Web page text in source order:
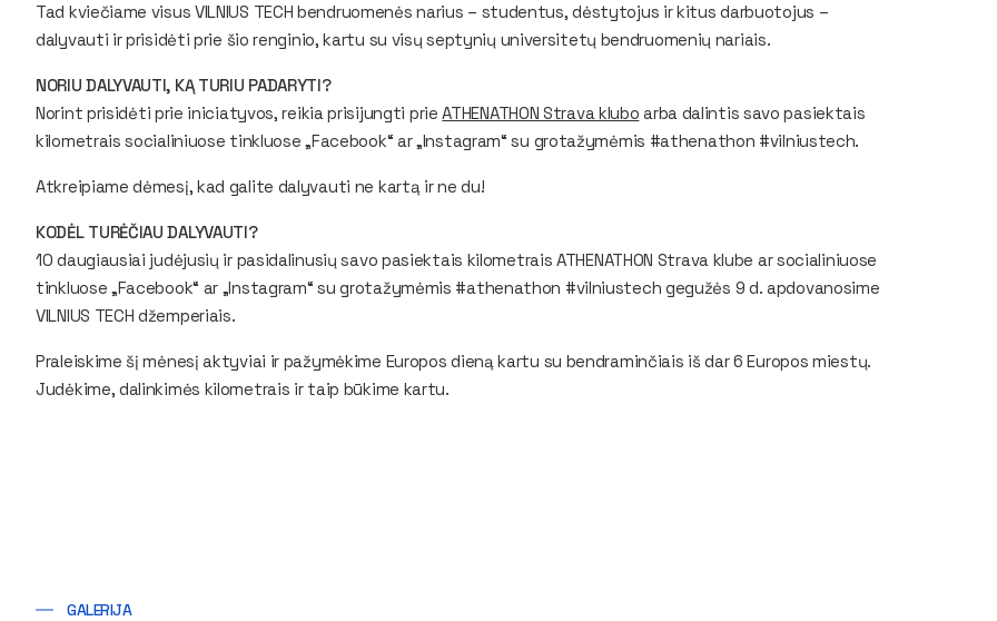
Tad kviečiame visus VILNIUS TECH bendruomenės narius – studentus, dėstytojus ir kitus darbuotojus –
dalyvauti ir prisidėti prie šio renginio, kartu su visų septynių universitetų bendruomenių nariais.
NORIU DALYVAUTI, KĄ TURIU PADARYTI?
Norint prisidėti prie iniciatyvos, reikia prisijungti prieATHENATHON Strava klubo arba dalintis savo pasiektais
kilometrais socialiniuose tinkluose „Facebook“ ar „Instagram“ su grotažymėmis #athenathon #vilniustech.
Atkreipiame dėmesį, kad galite dalyvauti ne kartą ir ne du!
KODĖL TURĖČIAU DALYVAUTI?
10 daugiausiai judėjusių ir pasidalinusių savo pasiektais kilometrais ATHENATHON Strava klube ar socialiniuose
tinkluose „Facebook“ ar „Instagram“ su grotažymėmis #athenathon #vilniustech gegužės 9 d. apdovanosime
VILNIUS TECH džemperiais.
Praleiskime šį mėnesį aktyviai ir pažymėkime Europos dieną kartu su bendraminčiais iš dar 6 Europos miestų.
Judėkime, dalinkimės kilometrais ir taip būkime kartu.
GALERIJA